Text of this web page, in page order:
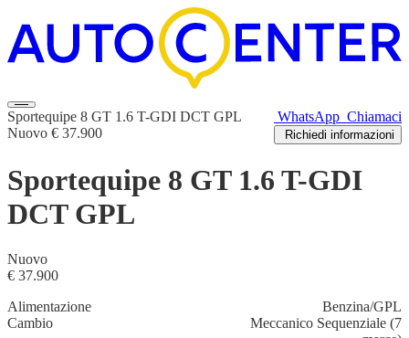
Sportequipe 8 GT 1.6 T-GDI DCT GPL
Nuovo € 37.900
WhatsApp Chiamaci
Richiedi informazioni
Sportequipe 8 GT 1.6 T-GDI
DCT GPL
Nuovo
€ 37.900
Alimentazione
Benzina/GPL
Cambio
Meccanico Sequenziale (7